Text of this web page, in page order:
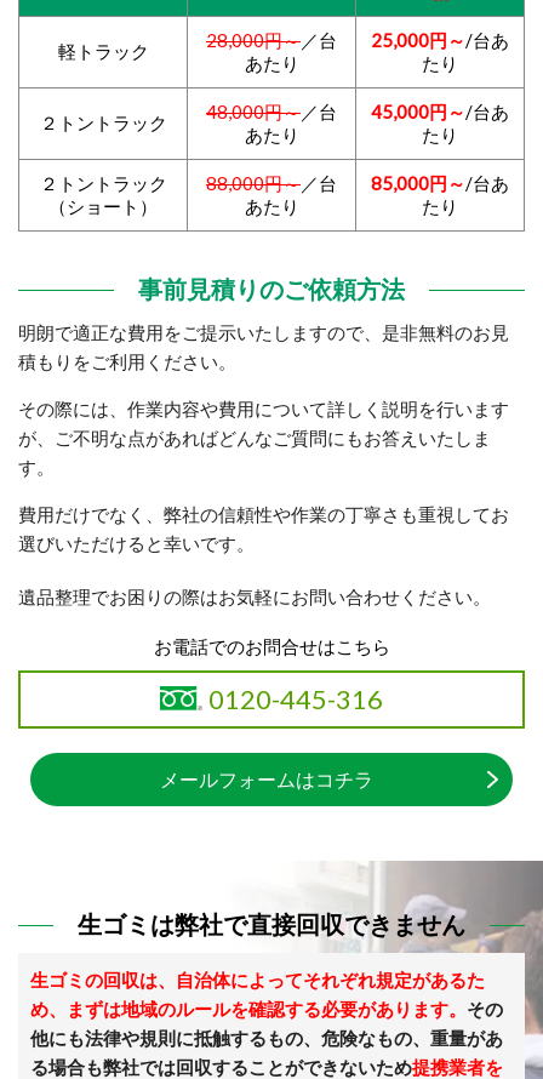
軽トラック 28,000円～／台
あたり
25,000円～/台あ
たり
２トントラック 48,000円～／台
あたり
45,000円～/台あ
たり
２トントラック
（ショート）
88,000円～／台
あたり
85,000円～/台あ
たり
事前見積りのご依頼方法
明朗で適正な費用をご提示いたしますので、是非無料のお見
積もりをご利用ください。
その際には、作業内容や費用について詳しく説明を行います
が、ご不明な点があればどんなご質問にもお答えいたしま
す。
費用だけでなく、弊社の信頼性や作業の丁寧さも重視してお
選びいただけると幸いです。
遺品整理でお困りの際はお気軽にお問い合わせください。
お電話でのお問合せはこちら
0120-445-316
メールフォームはコチラ
生ゴミは弊社で直接回収できません
生ゴミの回収は、自治体によってそれぞれ規定があるた
め、まずは地域のルールを確認する必要があります。 その
他にも法律や規則に抵触するもの、危険なもの、重量があ
る場合も弊社では回収することができないため提携業者を